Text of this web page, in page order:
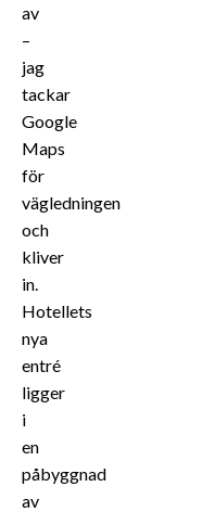
av
–
jag
tackar
Google
Maps
för
vägledningen
och
kliver
in.
Hotellets
nya
entré
ligger
i
en
påbyggnad
av